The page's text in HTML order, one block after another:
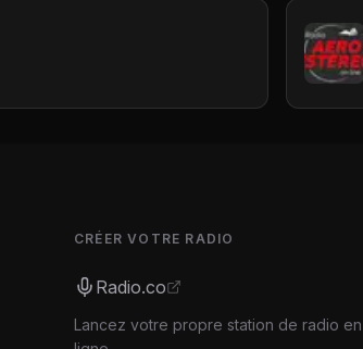
CRÉER VOTRE RADIO
Radio.co
Lancez votre propre station de radio en